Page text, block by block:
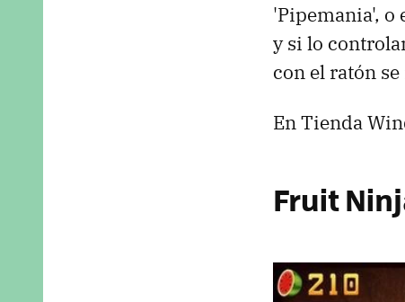
'Pipemania', o
y si lo
con el ratón
En Tienda
Fruit